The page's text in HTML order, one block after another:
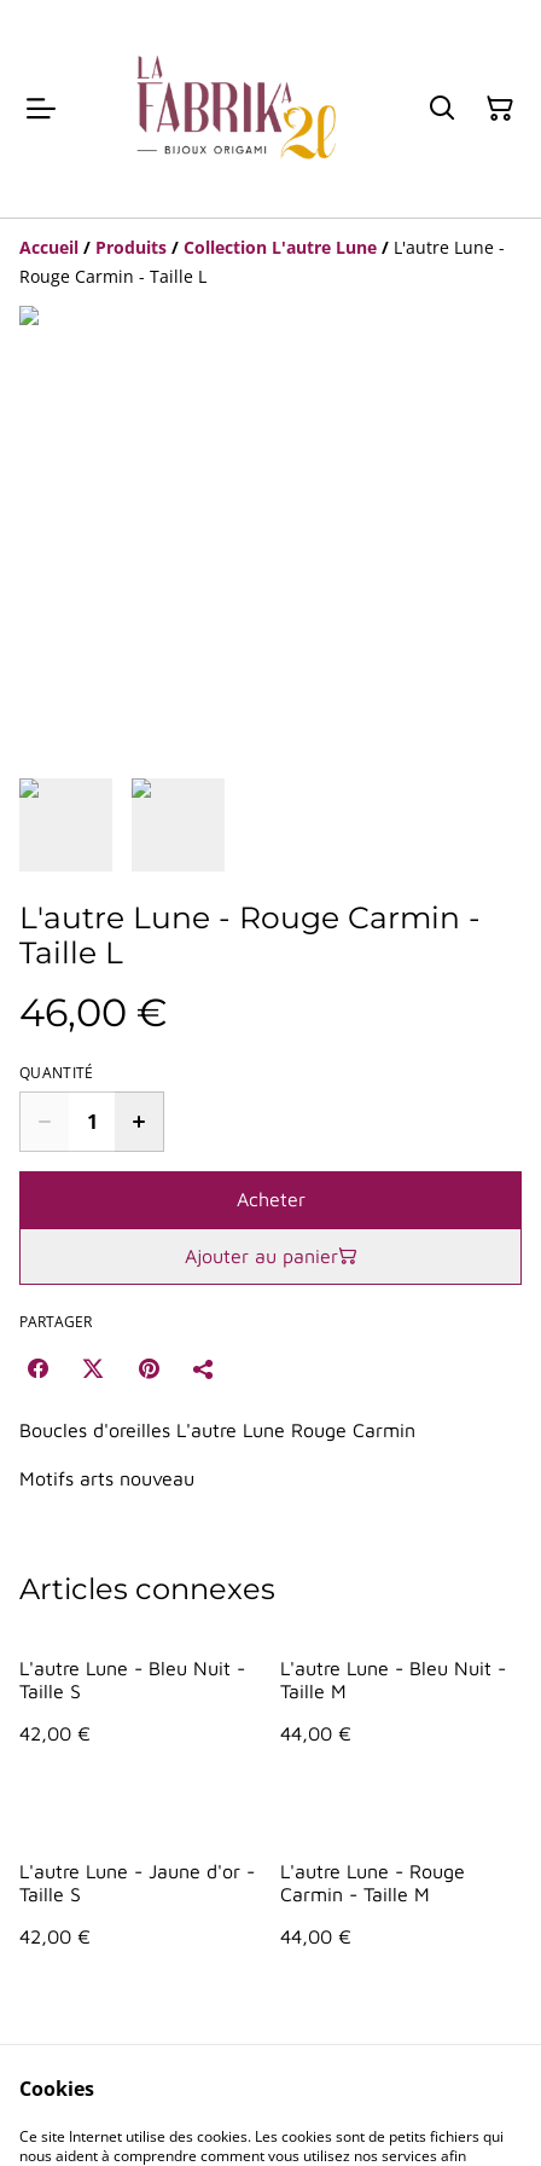
Accueil / Produits / Collection L'autre Lune / L'autre Lune -
Rouge Carmin - Taille L
L'autre Lune - Rouge Carmin -
Taille L
46,00 €
QUANTITÉ
Acheter
Ajouter au panier
PARTAGER
Boucles d'oreilles L'autre Lune Rouge Carmin
Motifs arts nouveau
Articles connexes
L'autre Lune - Bleu Nuit -
Taille S
42,00 €
L'autre Lune - Bleu Nuit -
Taille M
44,00 €
L'autre Lune - Jaune d'or -
Taille S
42,00 €
L'autre Lune - Rouge
Carmin - Taille M
44,00 €
Contactez-nous Conditions
Cookies
Ce site Internet utilise des cookies. Les cookies sont de petits fichiers qui
nous aident à comprendre comment vous utilisez nos services afin